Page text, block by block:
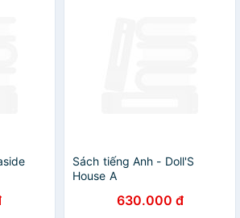
Sách tiếng Anh - Doll'S
House A
630.000 đ